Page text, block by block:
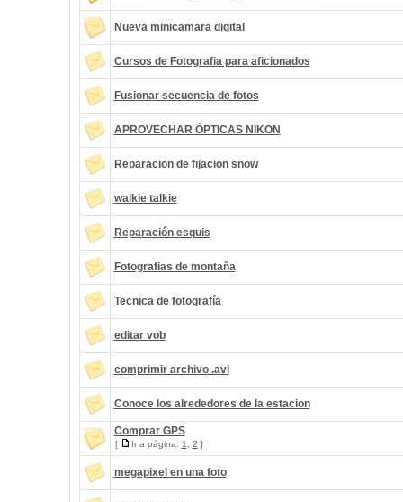
Nueva minicamara digital
Cursos de Fotografia para aficionados
Fusionar secuencia de fotos
APROVECHAR ÓPTICAS NIKON
Reparacion de fijacion snow
walkie talkie
Reparación esquis
Fotografias de montaña
Tecnica de fotografía
editar vob
comprimir archivo .avi
Conoce los alrededores de la estacion
Comprar GPS
[ Ir a página: 1 2 ]
megapixel en una foto